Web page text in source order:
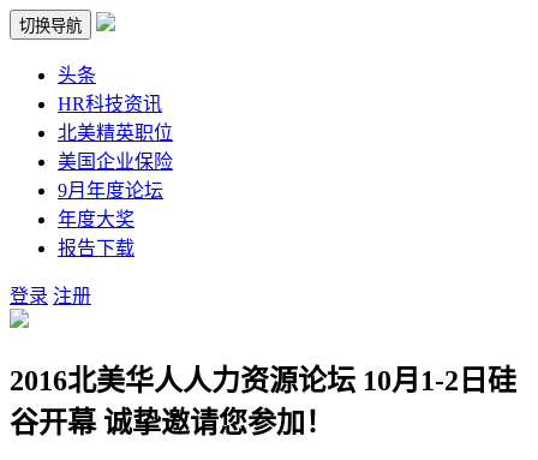
切换导航
头条
HR科技资讯
北美精英职位
美国企业保险
9月年度论坛
年度大奖
报告下载
登录 注册
2016北美华人人力资源论坛 10月1-2日硅
谷开幕 诚挚邀请您参加！